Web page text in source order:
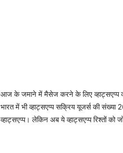
आज के जमाने में मैसेज करने के लिए व्हाट्सएप्प
भारत में भी व्हाट्सएप्प सक्रिय यूजर्स की
व्हाट्सएप्प। लेकिन अब ये व्हाट्सएप्प रिश्तों